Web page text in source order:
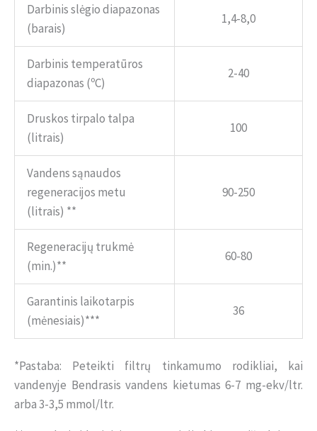
Darbinis slėgio diapazonas
(barais)
1,4-8,0
Darbinis temperatūros
diapazonas (ºC)
2-40
Druskos tirpalo talpa
(litrais)
100
Vandens sąnaudos
regeneracijos metu
(litrais) **
90-250
Regeneracijų trukmė
(min.)**
60-80
Garantinis laikotarpis
(mėnesiais)***
36
*Pastaba: Peteikti filtrų tinkamumo rodikliai, kai
vandenyje Bendrasis vandens kietumas 6-7 mg-ekv/ltr.
arba 3-3,5 mmol/ltr.